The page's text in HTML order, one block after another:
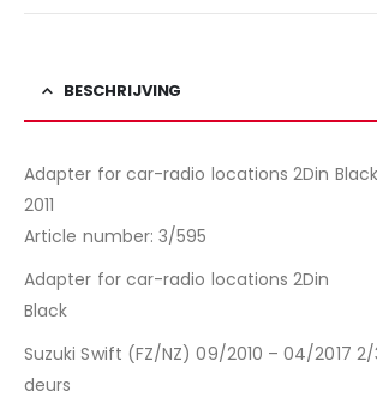
BESCHRIJVING
Adapter for car-radio locations 2Din Black
2011
Article number: 3/595
Adapter for car-radio locations 2Din
Black
Suzuki Swift (FZ/NZ) 09/2010 – 04/2017
deurs